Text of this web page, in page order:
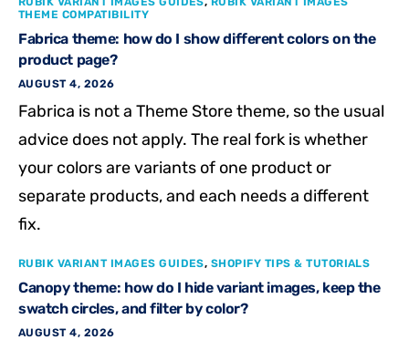
THEME COMPATIBILITY
Fabrica theme: how do I show different colors on the
product page?
AUGUST 4, 2026
Fabrica is not a Theme Store theme, so the usual
advice does not apply. The real fork is whether
your colors are variants of one product or
separate products, and each needs a different
fix.
RUBIK VARIANT IMAGES GUIDES, SHOPIFY TIPS & TUTORIALS
Canopy theme: how do I hide variant images, keep the
swatch circles, and filter by color?
AUGUST 4, 2026